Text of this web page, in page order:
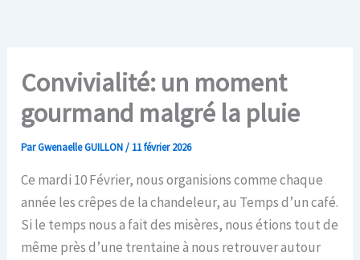
Convivialité: un moment
gourmand malgré la pluie
ParGwenaelle GUILLON/ 11 février 2026
Ce mardi 10 Février, nous organisions comme chaque
année les crêpes de la chandeleur, au Temps d’un café.
Si le temps nous a fait des misères, nous étions tout de
même près d’une trentaine à nous retrouver autour